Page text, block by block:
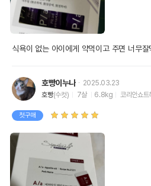
식욕이 없는 아이에게 약먹이고 주면 너무
호빵이누나
2025.03.23
호빵(수컷) 7살 6.8kg 코리안쇼트
첫구매